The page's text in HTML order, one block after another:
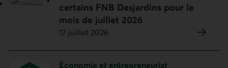
certains FNB Desjardins pour le
mois de juillet 2026
17 juillet 2026
Sujet :
Économie et entrepreneuriat